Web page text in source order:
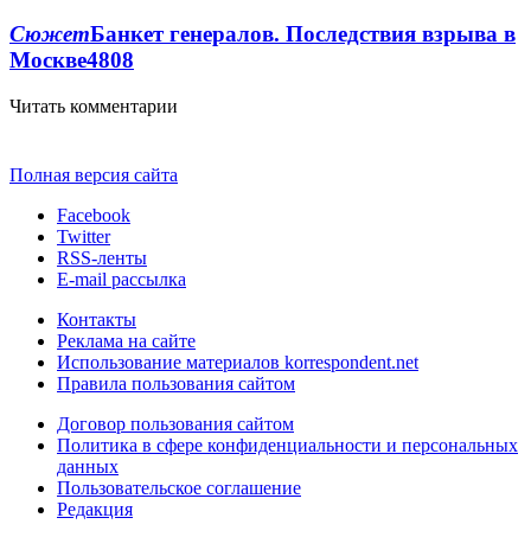
СюжетБанкет генералов. Последствия взрыва в
Москве4808
Читать комментарии
Полная версия сайта
Facebook
Twitter
RSS-ленты
E-mail рассылка
Контакты
Реклама на сайте
Использование материалов korrespondent.net
Правила пользования сайтом
Договор пользования сайтом
Политика в сфере конфиденциальности и персональных
данных
Пользовательское соглашение
Редакция